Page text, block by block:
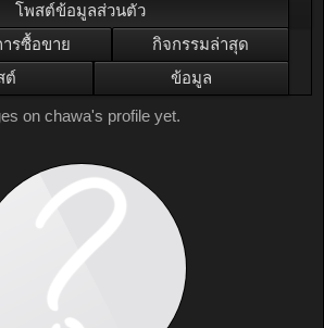
โพสต์ข้อมูลส่วนตัว
ารซื้อขาย
กิจกรรมล่าสุด
ต์
ข้อมูล
on chawa's profile yet.